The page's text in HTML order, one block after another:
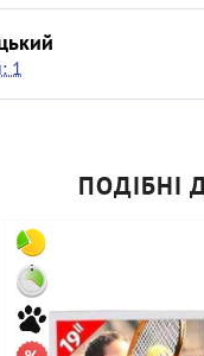
1
ПОДІБНІ